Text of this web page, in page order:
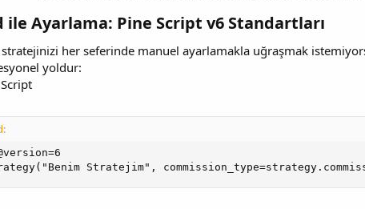
ile Ayarlama: Pine Script v6 Standartları​
stratejinizi her seferinde manuel ayarlamakla uğraşmak
yoldur:
Stratejim",